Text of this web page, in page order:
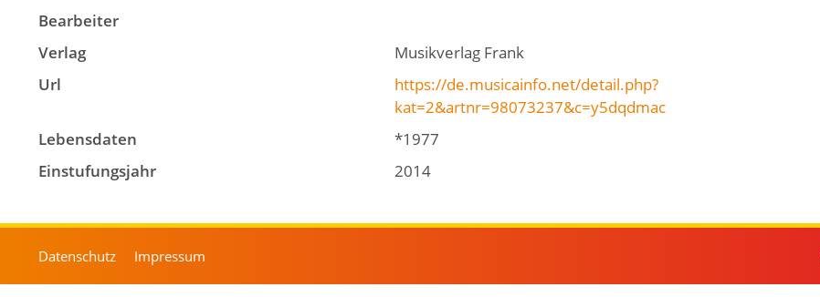
Bearbeiter
Verlag
Musikverlag Frank
Url
https://de.musicainfo.net/detail.php?
kat=2&artnr=98073237&c=y5dqdmac
Lebensdaten
*1977
Einstufungsjahr
2014
Datenschutz Impressum